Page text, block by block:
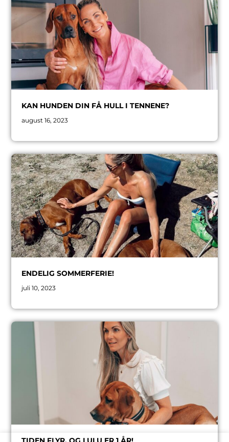
KAN HUNDEN DIN FÅ HULL I TENNENE?
august 16, 2023
ENDELIG SOMMERFERIE!
juli 10, 2023